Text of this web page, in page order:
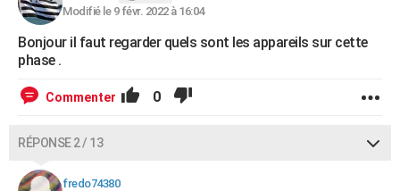
S'inscrire
Se connecter
Lycées
Collèges
Primaires
Universités
Entreprises
Service militaire
Avis de recherche
AVIS DE DÉCÈS
FORUM
Bricolage
Lifestyle
Culture
Sport
Auto
Television
Voyage
Cinema
Modifié le 9 févr. 2022 à 16:04
Bonjour il faut regarder quels sont les appareils sur cette
phase .
Commenter 0
RÉPONSE 2 / 13
fredo74380